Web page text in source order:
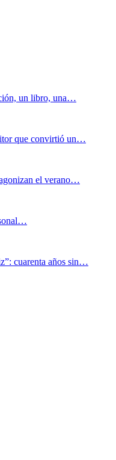
un libro, una…
que convirtió un…
el verano…
cuarenta años sin…